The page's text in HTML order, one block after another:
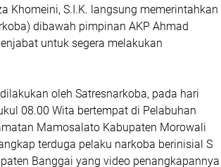
Khomeini, S.I.K. langsung memerintahkan
dibawah pimpinan AKP Ahmad
untuk segera melakukan
oleh Satresnarkoba, pada hari
08.00 Wita bertempat di Pelabuhan
Mamosalato Kabupaten Morowali
terduga pelaku narkoba berinisial S
Banggai yang video penangkapannya